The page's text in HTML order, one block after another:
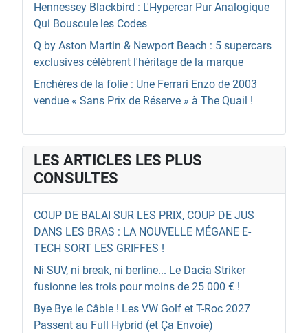
Hennessey Blackbird : L'Hypercar Pur Analogique
Qui Bouscule les Codes
Q by Aston Martin & Newport Beach : 5 supercars
exclusives célèbrent l'héritage de la marque
Enchères de la folie : Une Ferrari Enzo de 2003
vendue « Sans Prix de Réserve » à The Quail !
LES ARTICLES LES PLUS
CONSULTES
COUP DE BALAI SUR LES PRIX, COUP DE JUS
DANS LES BRAS : LA NOUVELLE MÉGANE E-
TECH SORT LES GRIFFES !
Ni SUV, ni break, ni berline... Le Dacia Striker
fusionne les trois pour moins de 25 000 € !
Bye Bye le Câble ! Les VW Golf et T-Roc 2027
Passent au Full Hybrid (et Ça Envoie)